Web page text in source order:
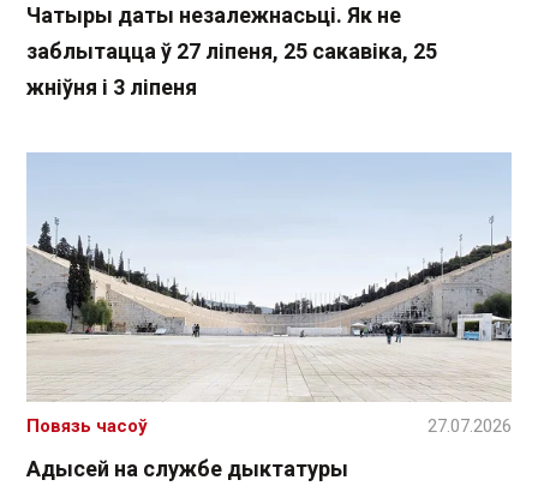
Чатыры даты незалежнасьці. Як не
заблытацца ў 27 ліпеня, 25 сакавіка, 25
жніўня і 3 ліпеня
Адысей на службе дыктатуры
Повязь часоў 27.07.2026